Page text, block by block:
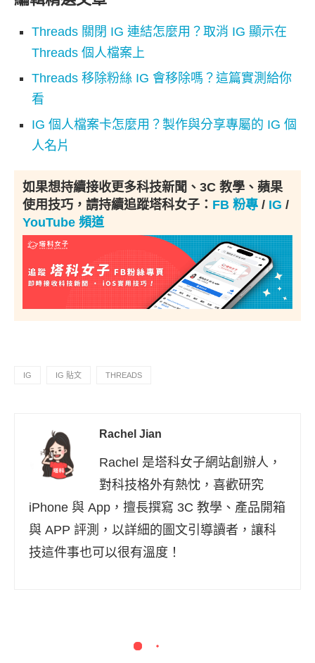
Threads 關閉 IG 連結怎麼用？取消 IG 顯示在
Threads 個人檔案上
Threads 移除粉絲 IG 會移除嗎？這篇實測給你
看
IG 個人檔案卡怎麼用？製作與分享專屬的 IG 個
人名片
如果想持續接收更多科技新聞、3C 教學、蘋果
使用技巧，請持續追蹤塔科女子： FB 粉專 / IG /
YouTube 頻道
IG IG 貼文 THREADS
Rachel Jian
Rachel 是塔科女子網站創辦人，
對科技格外有熱忱，喜歡研究
iPhone 與 App，擅長撰寫 3C 教學、產品開箱
與 APP 評測，以詳細的圖文引導讀者，讓科
技這件事也可以很有溫度！